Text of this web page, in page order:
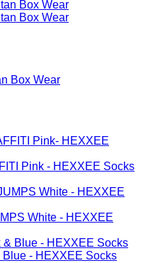
Box Wear
Pink - HEXXEE Socks
White - HEXXEE
- HEXXEE Socks